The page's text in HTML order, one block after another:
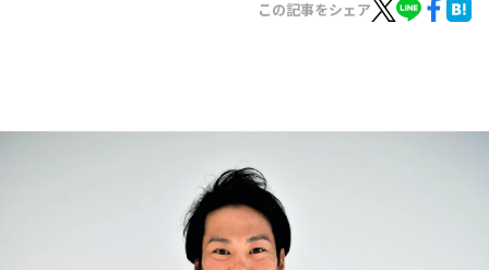
この記事をシェア